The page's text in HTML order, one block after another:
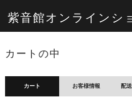
紫音館オンラインシ
カートの中
カート お客様情報 配